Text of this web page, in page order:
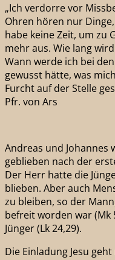
„Ich verdorre vor
Ohren hören nur
habe keine Zeit, um zu
mehr aus. Wie lang
Wann werde ich bei
gewusst hätte, was
Furcht auf der Stelle
Pfr. von Ars
Andreas und Johannes
geblieben nach der
Der Herr hatte die
blieben. Aber auch
zu bleiben, so der
befreit worden war (Mk
Jünger (Lk 24,29).
Die Einladung Jesu